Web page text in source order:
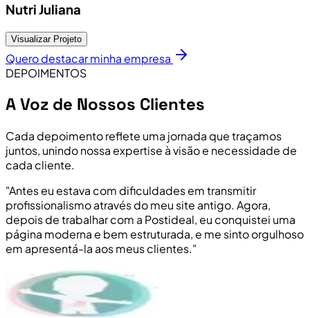
Nutri Juliana
Visualizar Projeto
Quero destacar minha empresa
DEPOIMENTOS
A Voz de Nossos Clientes
Cada depoimento reflete uma jornada que traçamos
juntos, unindo nossa expertise à visão e necessidade de
cada cliente.
"Antes eu estava com dificuldades em transmitir
profissionalismo através do meu site antigo. Agora,
depois de trabalhar com a Postideal, eu conquistei uma
página moderna e bem estruturada, e me sinto orgulhoso
em apresentá-la aos meus clientes."